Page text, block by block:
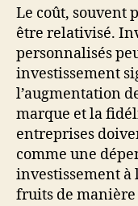
Le coût, souvent
être relativisé.
personnalisés
investissement
l’augmentation
marque et la
entreprises
comme une
investissement à
fruits de